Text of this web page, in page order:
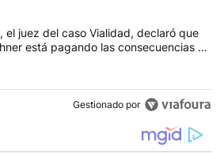
con el título "Jorge Gorini, el juez del
el juez del caso Vialidad, declaró que
está pagando las consecuencias de
comprobado"
Gestionado por